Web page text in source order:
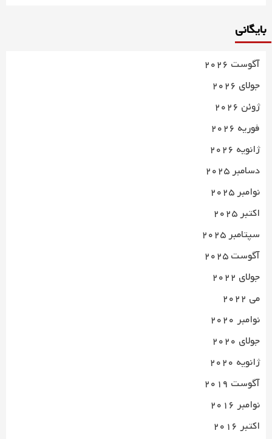
بایگانی
آگوست 2026
جولای 2026
ژوئن 2026
فوریه 2026
ژانویه 2026
دسامبر 2025
نوامبر 2025
اکتبر 2025
سپتامبر 2025
آگوست 2025
جولای 2022
می 2022
نوامبر 2020
جولای 2020
ژانویه 2020
آگوست 2019
نوامبر 2016
اکتبر 2016